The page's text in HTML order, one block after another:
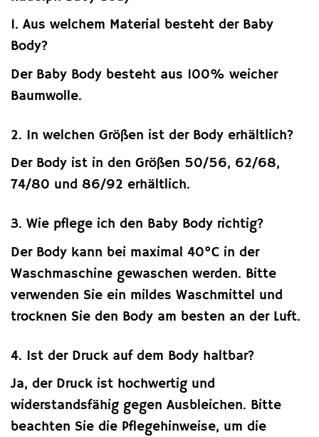
1. Aus welchem Material besteht der Baby
Body?
Der Baby Body besteht aus 100% weicher
Baumwolle.
2. In welchen Größen ist der Body erhältlich?
Der Body ist in den Größen 50/56, 62/68,
74/80 und 86/92 erhältlich.
3. Wie pflege ich den Baby Body richtig?
Der Body kann bei maximal 40°C in der
Waschmaschine gewaschen werden. Bitte
verwenden Sie ein mildes Waschmittel und
trocknen Sie den Body am besten an der Luft.
4. Ist der Druck auf dem Body haltbar?
Ja, der Druck ist hochwertig und
widerstandsfähig gegen Ausbleichen. Bitte
beachten Sie die Pflegehinweise, um die